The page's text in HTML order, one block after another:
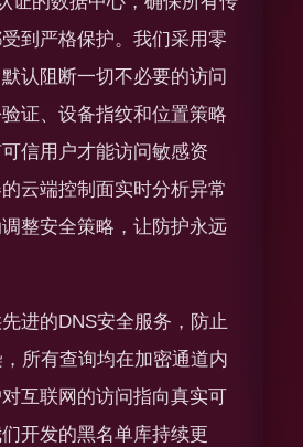
到严格保护。我们采用零
认阻断一切不必要的访问
证、设备指纹和位置策略
信用户才能访问敏感资
云端控制面实时分析异常
整安全策略，让防护永远
进的DNS安全服务，防止
所有查询均在加密通道内
互联网的访问指向真实可
开发的黑名单库持续更